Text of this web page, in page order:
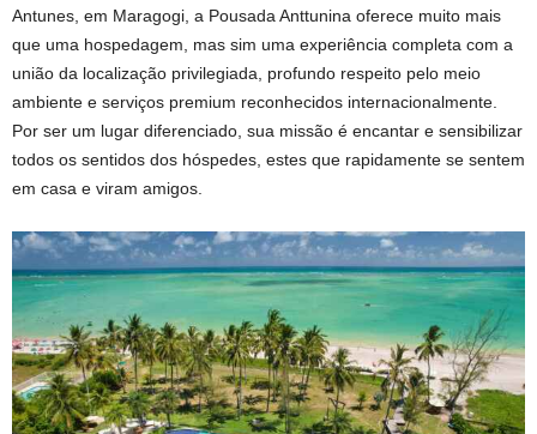
Antunes, em Maragogi, a Pousada Anttunina oferece muito mais
que uma hospedagem, mas sim uma experiência completa com a
união da localização privilegiada, profundo respeito pelo meio
ambiente e serviços premium reconhecidos internacionalmente.
Por ser um lugar diferenciado, sua missão é encantar e sensibilizar
todos os sentidos dos hóspedes, estes que rapidamente se sentem
em casa e viram amigos.